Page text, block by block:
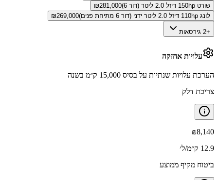
שורט 150hp דיזל 2.0 ליטר (דור 6)
₪281,000
לונג 110hp דיזל 2.0 ליטר ידני (דור 6 מתיחת פנים)
₪269,000
+2 גירסאות
עלויות אחזקה
הערכת עלויות שנתיות על בסיס 15,000 ק״מ בשנה
צריכת דלק
₪8,140
12.9 ק״מ/ל׳
ביטוח מקיף ממוצע